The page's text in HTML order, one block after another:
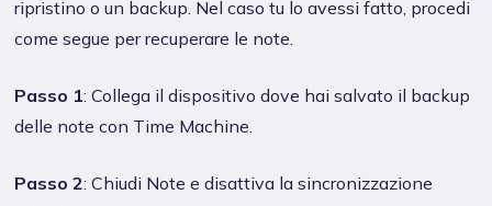
ripristino o un backup. Nel caso tu lo avessi fatto, procedi
come segue per recuperare le note.
Passo 1: Collega il dispositivo dove hai salvato il backup
delle note con Time Machine.
Passo 2: Chiudi Note e disattiva la sincronizzazione